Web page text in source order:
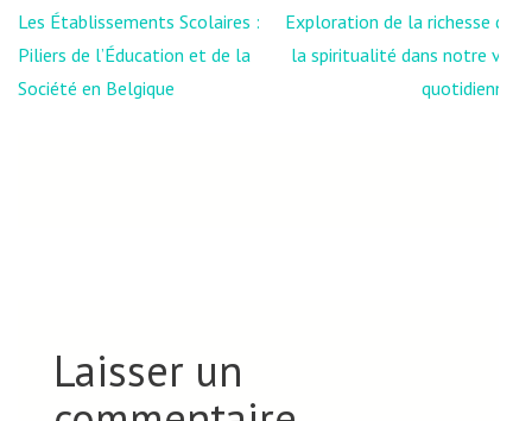
Navigation
de
l’article
Les Établissements Scolaires :
Piliers de l’Éducation et de la
Société en Belgique
Exploration de la richesse de
la spiritualité dans notre vie
quotidienne
Laisser un